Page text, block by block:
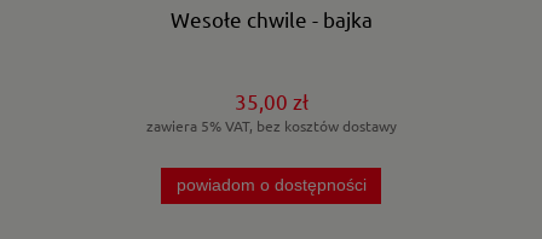
Wesołe chwile - bajka
35,00 zł
zawiera 5% VAT, bez kosztów dostawy
powiadom o dostępności